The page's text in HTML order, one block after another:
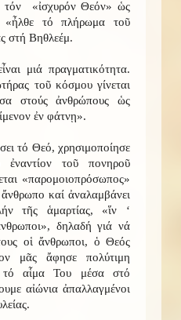
τόν «ἰσχυρόν Θεόν» ὡς
τό πλήρωμα τοῦ
στή Βηθλεέμ.
μιά πραγματικότητα.
τοῦ κόσμου γίνεται
στούς ἀνθρώπους ὡς
ἐν φάτνῃ».
τό Θεό, χρησιμοποίησε
τοῦ πονηροῦ
«παρομοιοπρόσωπος»
καί ἀναλαμβάνει
τῆς ἁμαρτίας, «ἵν ‘
δηλαδή γιά νά
οἱ ἄνθρωποι, ὁ Θεός
μᾶς ἄφησε πολύτιμη
αἷμα Του μέσα στό
αἰώνια ἀπαλλαγμένοι